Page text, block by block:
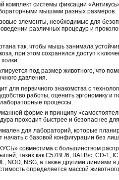
комплект системы фиксации
мышами разных размеров.
элементы, необходимые для
различных процедур и
так, чтобы мышь занимала
при этом сохранялся доступ к
холки.
под размер животного, что
давления.
для первичного знакомства с
работы, оценить эргономику и
лабораторные процессы.
форме и принципу
проходит быстрее и безопаснее
для лабораторий, которые
начать с базовой конфигурации без
совместима с большинством
таких как C57BL/6, BALB/c, CD-1,
NOD, NSG, а также другими линиями
определяется массой